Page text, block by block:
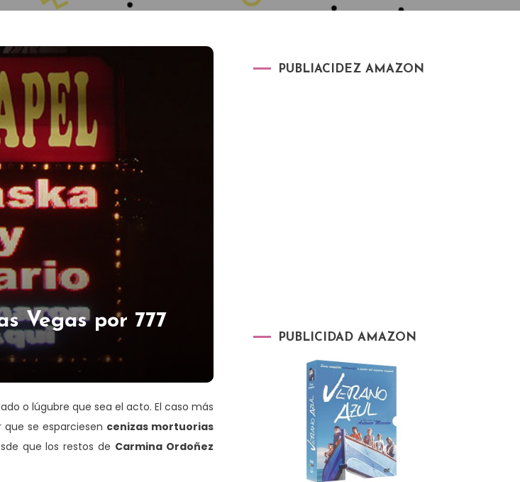
Vegas por 777
o lúgubre que sea el acto. El caso más
se esparciesen cenizas mortuorias
que los restos de Carmina Ordoñez
PUBLIACIDEZ AMAZON
PUBLICIDAD AMAZON